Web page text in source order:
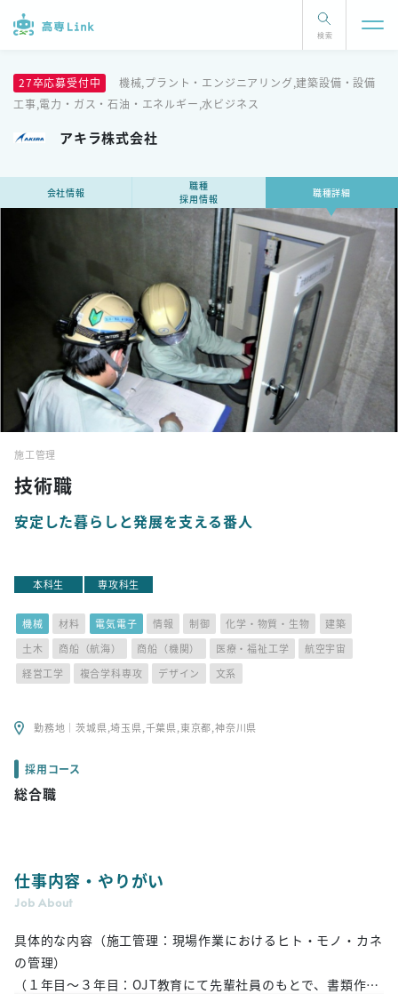
検索
アキラ株式会社
27卒応募受付中
機械,プラント・エンジニアリング,建築設備・設備
工事,電力・ガス・石油・エネルギー,水ビジネス
会社情報
職種
採用情報
職種詳細
技術職
施工管理
安定した暮らしと発展を支える番人
本科生 専攻科生
機械 材料 電気電子 情報 制御 化学・物質・生物
建築
土木
商船（航海） 商船（機関） 医療・福祉工学
航空宇宙
経営工学
複合学科専攻 デザイン 文系
勤務地｜茨城県,埼玉県,千葉県,東京都,神奈川県
採用コース
総合職
仕事内容・やりがい
Job About
具体的な内容（施工管理：現場作業におけるヒト・モノ・カネ
の管理）
（１年目～３年目：OJT教育にて先輩社員のもとで、書類作成